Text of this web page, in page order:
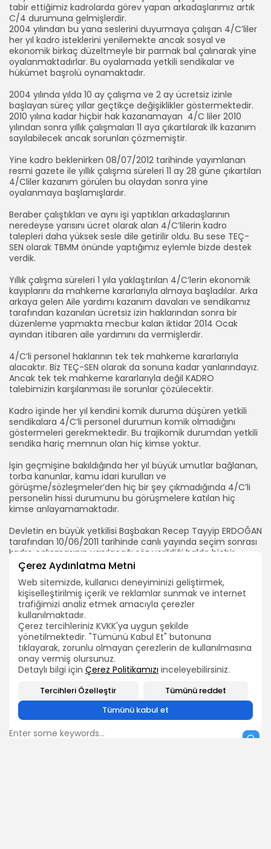
Çerez Aydınlatma Metni
Web sitemizde, kullanıcı deneyiminizi geliştirmek,
kişiselleştirilmiş içerik ve reklamlar sunmak ve internet
trafiğimizi analiz etmek amacıyla çerezler
kullanılmaktadır.
Çerez tercihleriniz KVKK'ya uygun şekilde
yönetilmektedir. "Tümünü Kabul Et" butonuna
tıklayarak, zorunlu olmayan çerezlerin de kullanılmasına
onay vermiş olursunuz.
Detaylı bilgi için Çerez Politikamızı inceleyebilirsiniz.
Tercihleri Özelleştir
Tümünü reddet
Tümünü kabul et
2026 Bütün hakları TEÇ-SEN'e aittir.
ARAMA
tabir ettiğimiz kadrolarda görev yapan arkadaşlarımız artık
C/4 durumuna gelmişlerdir.
2004 yılından bu yana seslerini duyurmaya çalışan 4/C’liler
her yıl kadro isteklerini yenilemekte ancak sosyal ve
ekonomik birkaç düzeltmeyle bir parmak bal çalınarak yine
oyalanmaktadırlar. Bu oyalamada yetkili sendikalar ve
hükümet başrolü oynamaktadır.
2004 yılında yılda 10 ay çalışma ve 2 ay ücretsiz izinle
başlayan süreç yıllar geçtikçe değişiklikler göstermektedir.
2010 yılına kadar hiçbir hak kazanamayan 4/C liler 2010
yılından sonra yıllık çalışmaları 11 aya çıkartılarak ilk kazanım
sayılabilecek ancak sorunları çözmemiştir.
Yine kadro beklenirken 08/07/2012 tarihinde yayımlanan
resmi gazete ile yıllık çalışma süreleri 11 ay 28 güne çıkartılan
4/Cliler kazanım görülen bu olaydan sonra yine
oyalanmaya başlamışlardır.
Beraber çalıştıkları ve aynı işi yaptıkları arkadaşlarının
neredeyse yarısını ücret olarak alan 4/C’lilerin kadro
talepleri daha yüksek sesle dile getirilir oldu. Bu sese TEÇ-
SEN olarak TBMM önünde yaptığımız eylemle bizde destek
verdik.
Yıllık çalışma süreleri 1 yıla yaklaştırılan 4/C’lerin ekonomik
kayıplarını da mahkeme kararlarıyla almaya başladılar. Arka
arkaya gelen Aile yardımı kazanım davaları ve sendikamız
tarafından kazanılan ücretsiz izin haklarından sonra bir
düzenleme yapmakta mecbur kalan iktidar 2014 Ocak
ayından itibaren aile yardımını da vermişlerdir.
4/C’li personel haklarının tek tek mahkeme kararlarıyla
alacaktır. Biz TEÇ-SEN olarak da sonuna kadar yanlarındayız.
Ancak tek tek mahkeme kararlarıyla değil KADRO
talebimizin karşılanması ile sorunlar çözülecektir.
Kadro işinde her yıl kendini komik duruma düşüren yetkili
sendikalara 4/C’li personel durumun komik olmadığını
göstermeleri gerekmektedir. Bu trajikomik durumdan yetkili
sendika hariç memnun olan hiç kimse yoktur.
İşin geçmişine bakıldığında her yıl büyük umutlar bağlanan,
torba kanunlar, kamu idari kurulları ve
görüşme/sözleşmeler’den hiç bir şey çıkmadığında 4/C’li
personelin hissi durumunu bu görüşmelere katılan hiç
kimse anlayamamaktadır.
Devletin en büyük yetkilisi Başbakan Recep Tayyip ERDOĞAN
tarafından 10/06/2011 tarihinde canlı yayında seçim sonrası
kadro çalışmasının yapılacağı söz verildiği halde hiçbir
çalışma yapılmamıştır. (Seçimden önce)
Yine bir seçim öncesi ve YİNE KADRO çalışması. Çalışma ve
Sosyal Güvenlik Bakanlığı alışkanlık haline getirdiği her seçim
öncesi 4/C’ye kadro çalışmasını yine başlattı.Çalışma
Bakanlığı nasıl bir şekilde çalışıyor ki bu çalışma bir türlü
bitmek bilmiyor.
Bu gidişle bu çalışma yine bitmeyeceğe benziyor. Birileri
sendikal oyalama, birileri siyasi oyalama taktiklerini bu kadar
güzel kullanırken ve 4/C sorununun devamı rant olarak
görülürken… 4/C’LİLER KADRO YÜZÜ GÖREMEZ.